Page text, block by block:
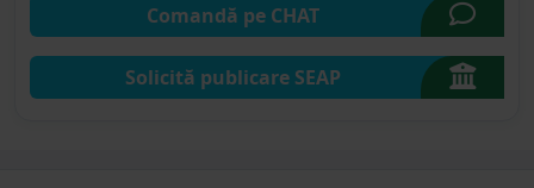
Comandă pe CHAT
Solicită publicare SEAP